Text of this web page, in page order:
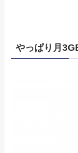
やっぱり月